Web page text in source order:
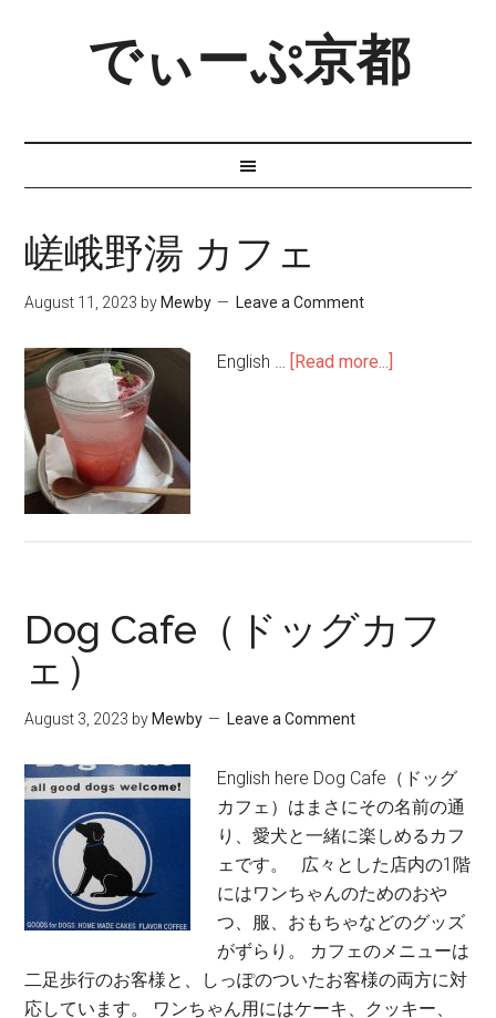
でぃーぷ京都
嵯峨野湯 カフェ
August 11, 2023 by Mewby Leave a Comment
English … [Read more...]
Dog Cafe（ドッグカフ
ェ）
August 3, 2023 by Mewby Leave a Comment
English here Dog Cafe（ドッグ
カフェ）はまさにその名前の通
り、愛犬と一緒に楽しめるカフ
ェです。 広々とした店内の1階
にはワンちゃんのためのおや
つ、服、おもちゃなどのグッズ
がずらり。 カフェのメニューは
二足歩行のお客様と、しっぽのついたお客様の両方に対
応しています。 ワンちゃん用にはケーキ、クッキー、